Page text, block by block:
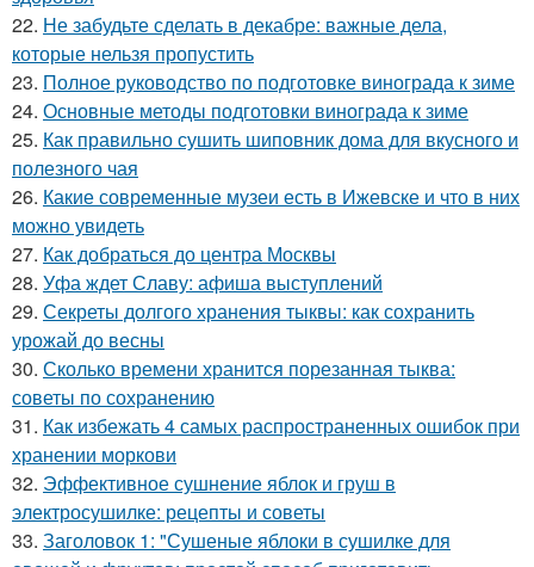
22. Не забудьте сделать в декабре: важные дела,
которые нельзя пропустить
23. Полное руководство по подготовке винограда к зиме
24. Основные методы подготовки винограда к зиме
25. Как правильно сушить шиповник дома для вкусного и
полезного чая
26. Какие современные музеи есть в Ижевске и что в них
можно увидеть
27. Как добраться до центра Москвы
28. Уфа ждет Славу: афиша выступлений
29. Секреты долгого хранения тыквы: как сохранить
урожай до весны
30. Сколько времени хранится порезанная тыква:
советы по сохранению
31. Как избежать 4 самых распространенных ошибок при
хранении моркови
32. Эффективное сушнение яблок и груш в
электросушилке: рецепты и советы
33. Заголовок 1: "Сушеные яблоки в сушилке для